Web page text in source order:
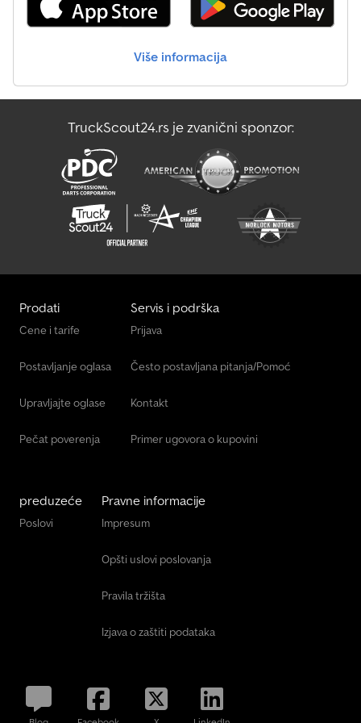
osvetljenje - Priključno vratilo (PTO) - Priključni kuk = Dodatne
informacije = Menjač: OPTICRUISE AUTOMATSKI MENJAČ Prednja
dvostruke gume Zadnja osovina 2: podizna osovina; upravljiva Broj
Cena: na upit Codpouxwxgofx Aggsrf NOVI SCANIA R540 NGS 8X2
8X2, POSLEDNJA OSOVINA PODIZNA I UPRAVLJIVA
MEĐUOSOVINSKO RASTOJANJE 457 CM POTPUNO VAZDUŠNO
OGIBLJEN CR20H SLEEPER KABINA SA PUNOM OPREMOM: KLIMA,
POMOĆNO GREJANJE, NAVIGACIJA, KOŽA, FRIŽIDER, KAMERA
OPTICRUISE AUTOMATSKI MENJAČ SA RETARDEROM ACC LANE I
SIDE ASSIST VUČNA KUKA PTO KSENON DUŽINA NADOGRADNJE
ŠASIJE 673 CM OVO VOZILO JE SA PUNOM OPREMOM, NOVO I
NEKORIŠĆENO SAMO 248 KM!!! 4X NA LAGERU!!! PRATITE NAS NA
SU U PONUDI NA PRODAJU GOVORIMO NEMAČKI WE SPEAK
Više informacija
TruckScout24.rs je zvanični sponzor:
Prodati
Cene i tarife
Postavljanje oglasa
Upravljajte oglase
Pečat poverenja
Servis i podrška
Prijava
Često postavljana pitanja/Pomoć
Kontakt
Primer ugovora o kupovini
preduzeće
Poslovi
Pravne informacije
Impresum
Opšti uslovi poslovanja
Pravila tržišta
Izjava o zaštiti podataka